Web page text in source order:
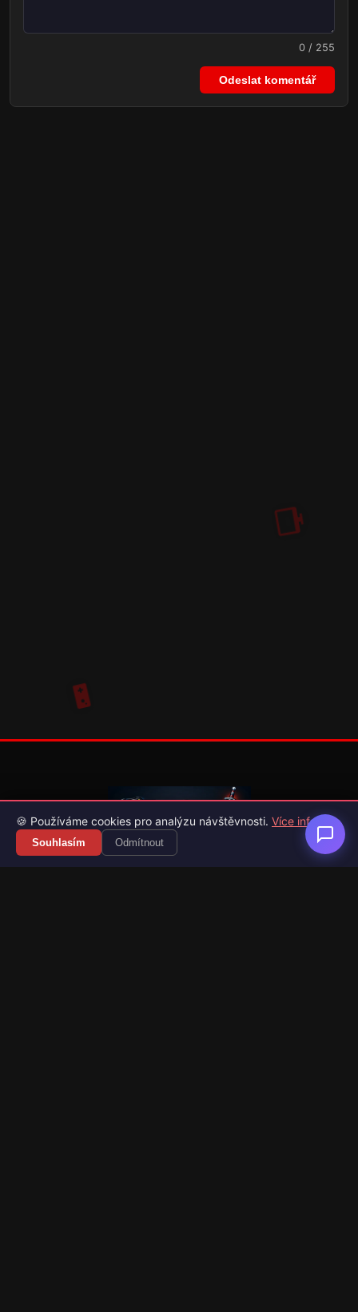
0 / 255
Odeslat komentář
Váš průvodce světem videoher. Novinky, recenze a česko-
slovenské překlady her.
🍪 Používáme cookies pro analýzu návštěvnosti. Více info
Souhlasím Odmítnout